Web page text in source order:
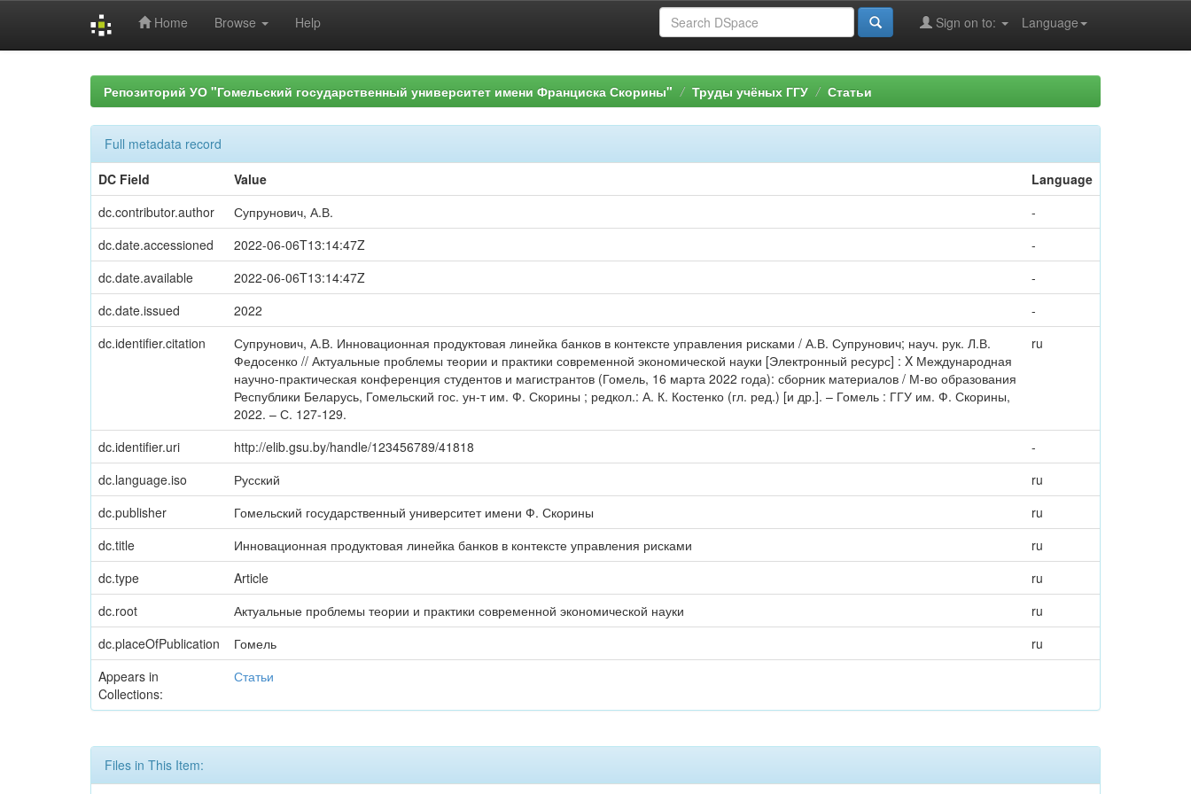
Home Browse Help Language
Sign on to:
Репозиторий УО "Гомельский государственный университет имени Франциска Скорины" Труды учёных ГГУ Статьи
Full metadata record
DC Field
Value
Language
dc.contributor.author
Супрунович, А.В.
-
dc.date.accessioned
2022-06-06T13:14:47Z
-
dc.date.available
2022-06-06T13:14:47Z
-
dc.date.issued
2022
-
dc.identifier.citation
Супрунович, А.В. Инновационная продуктовая линейка банков в контексте управления рисками / А.В. Супрунович; науч. рук. Л.В.
Федосенко // Актуальные проблемы теории и практики современной экономической науки [Электронный ресурс] : X Международная
научно-практическая конференция студентов и магистрантов (Гомель, 16 марта 2022 года): сборник материалов / М-во образования
Республики Беларусь, Гомельский гос. ун-т им. Ф. Скорины ; редкол.: А. К. Костенко (гл. ред.) [и др.]. – Гомель : ГГУ им. Ф. Скорины,
2022. – С. 127-129.
ru
dc.identifier.uri http://elib.gsu.by/handle/123456789/41818
-
dc.language.iso
Русский
ru
dc.publisher
Гомельский государственный университет имени Ф. Скорины
ru
dc.title
Инновационная продуктовая линейка банков в контексте управления рисками
ru
dc.type
Article
ru
dc.root
Актуальные проблемы теории и практики современной экономической науки
ru
dc.placeOfPublication
Гомель
ru
Appears in
Collections:
Статьи
Files in This Item: